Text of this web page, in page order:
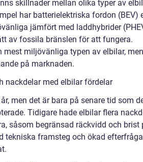
skillnader mellan olika typer av
har batterielektriska fordon (BEV)
jämfört med laddhybrider
av fossila bränslen för att fungera.
mest miljövänliga typen av elbilar,
på marknaden.
nackdelar med elbilar fördelar
men det är bara på senare tid som
Tidigare hade elbilar flera
såsom begränsad räckvidd och brist
tekniska framsteg och ökad